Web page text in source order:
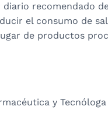
recomendado
el consumo de
de productos
y